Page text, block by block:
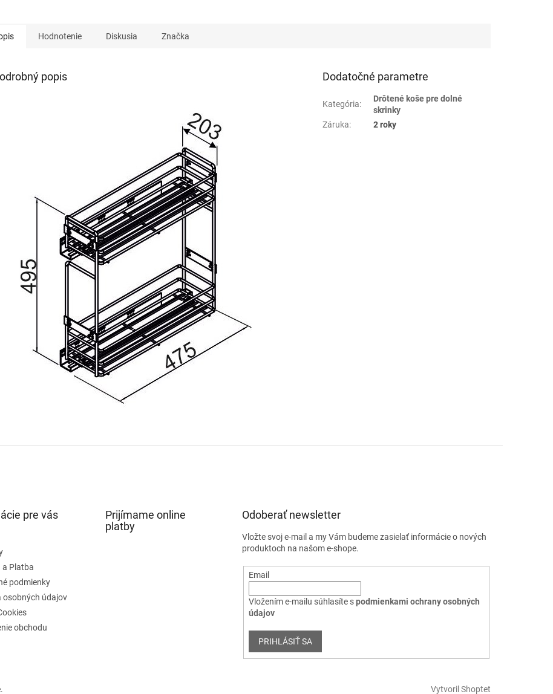
Hodnotenie Diskusia Značka
popis Dodatočné parametre
Kategória:
Drôtené koše pre dolné
skrinky
Záruka: 2 roky
pre vás
a Platba
podmienky
osobných údajov
obchodu
Prijímame online
platby
Odoberať newsletter
Vložte svoj e-mail a my Vám budeme zasielať informácie o nových
produktoch na našom e-shope.
Email
Vložením e-mailu súhlasíte spodmienkami ochrany osobných
údajov
PRIHLÁSIŤ SA
Vytvoril Shoptet